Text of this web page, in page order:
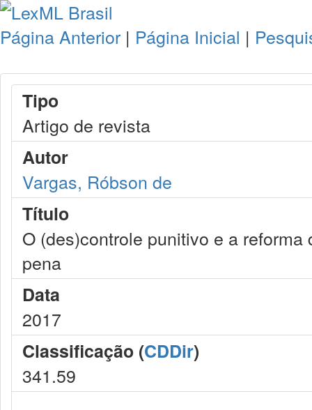
Página Anterior | Página Inicial |
Tipo
Artigo de revista
Autor
Vargas, Róbson de
Título
O (des)controle punitivo e a
pena
Data
2017
Classificação (CDDir)
341.59